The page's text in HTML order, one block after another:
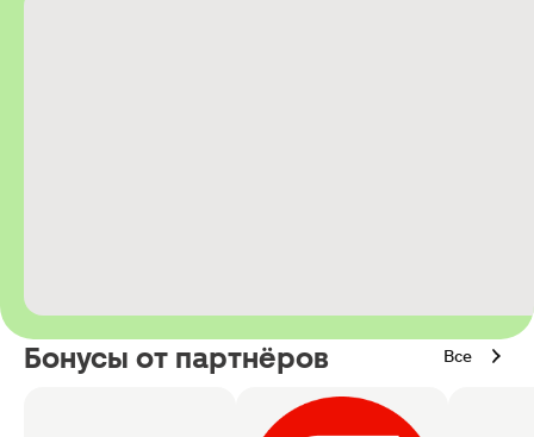
Бонусы от партнёров Все